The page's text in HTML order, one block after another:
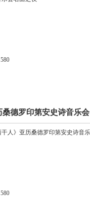
德罗印第安史诗音乐会